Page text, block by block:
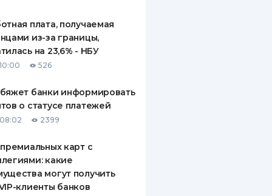
ОТ
СЛУЧАЕВ
ПОЛИСЫ
О СТРАХОВЫХ
ПУТЕВОДИТЕЛИ ПО
плата, получаемая
из-за границы,
на 23,6% - НБУ
526
банки информировать
о статусе платежей
2399
карт с
какие
могут получить
клиенты банков